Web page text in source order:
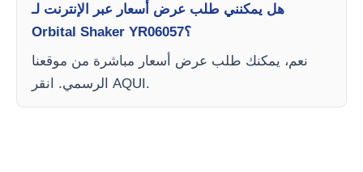
هل يمكنني طلب عرض أسعار عبر الإنترنت لـ
Orbital Shaker YR06057؟
نعم، يمكنك طلب عرض أسعار مباشرة من موقعنا
الرسمي. انقر AQUI.